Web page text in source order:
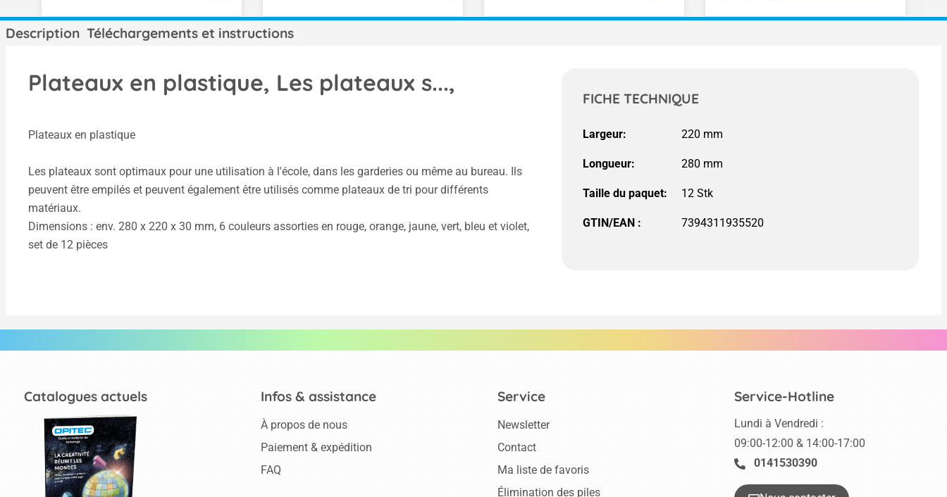
Description Téléchargements et instructions
Plateaux en plastique, Les plateaux s...,
Plateaux en plastique
Les plateaux sont optimaux pour une utilisation à l'école, dans les garderies ou même au bureau. Ils
peuvent être empilés et peuvent également être utilisés comme plateaux de tri pour différents
matériaux.
Dimensions : env. 280 x 220 x 30 mm, 6 couleurs assorties en rouge, orange, jaune, vert, bleu et violet,
set de 12 pièces
FICHE TECHNIQUE
Largeur:
Longueur:
Taille du paquet:
GTIN/EAN : 7394311935520
Catalogues actuels Service-Hotline
Lundi à Vendredi :
09:00-12:00 & 14:00-17:00
0141530390
Infos & assistance
À propos de nous
Paiement & expédition
FAQ
Service
Newsletter
Contact
Ma liste de favoris
Élimination des piles